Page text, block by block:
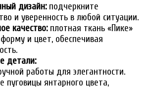
дизайн: подчеркните
и уверенность в любой ситуации.
качество: плотная ткань «Пике»
и цвет, обеспечивая
детали:
работы для элегантности.
пуговицы янтарного цвета,